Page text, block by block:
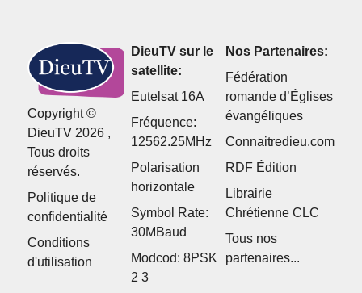
Copyright ©
DieuTV 2026 ,
Tous droits
réservés.
Politique de
confidentialité
Conditions
d'utilisation
DieuTV sur le
satellite:
Eutelsat 16A
Fréquence:
12562.25MHz
Polarisation
horizontale
Symbol Rate:
30MBaud
Modcod: 8PSK
2 3
Nos Partenaires:
Fédération
romande d’Églises
évangéliques
Connaitredieu.com
RDF Édition
Librairie
Chrétienne CLC
Tous nos
partenaires...